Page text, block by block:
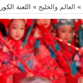
» العالم والخليج » اللعنة